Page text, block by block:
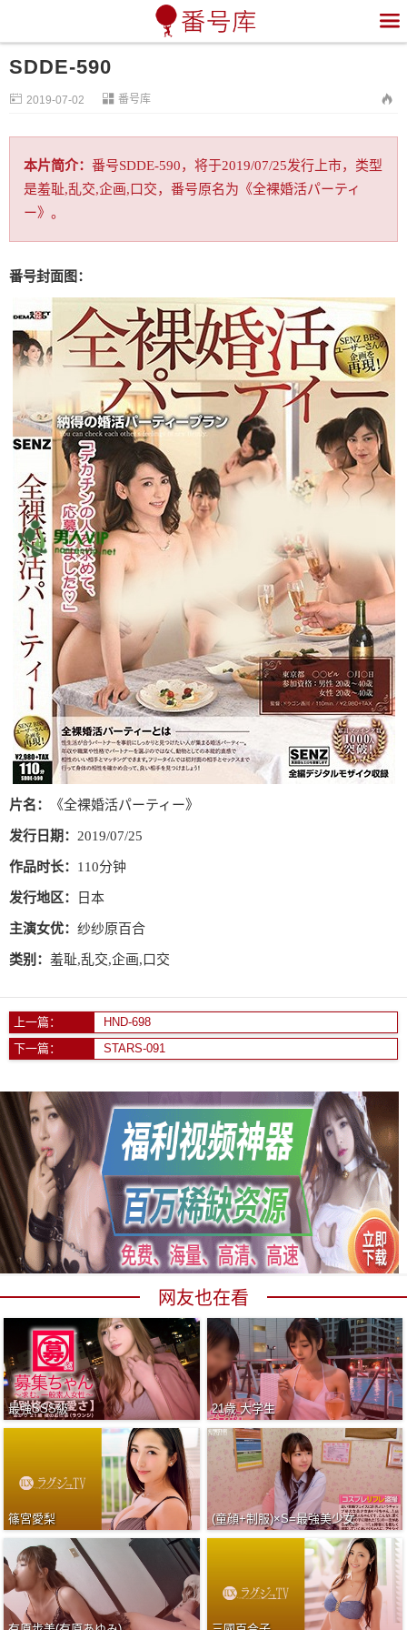

SDDE-590
 2019-07-02  番号库 
本片简介： 番号SDDE-590，将于2019/07/25发行上市，类型
是羞耻,乱交,企画,口交，番号原名为《全裸婚活パーティ
ー》。
番号封面图：
片名： 《全裸婚活パーティー》
发行日期： 2019/07/25
作品时长： 110分钟
发行地区： 日本
主演女优： 纱纱原百合
类别： 羞耻,乱交,企画,口交
上一篇：
HND-698
下一篇：
STARS-091
网友也在看
最強SSS級 21歳 大学生
篠宮愛梨 (童顔+制服)×S=最強美少女